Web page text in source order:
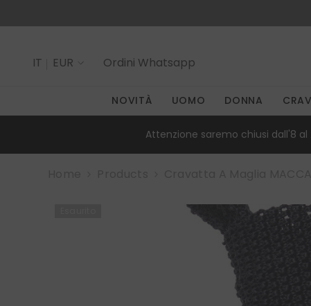
IT
EUR Ordini Whatsapp
NOVITÀ UOMO DONNA
Attenzione saremo chiusi dall'8